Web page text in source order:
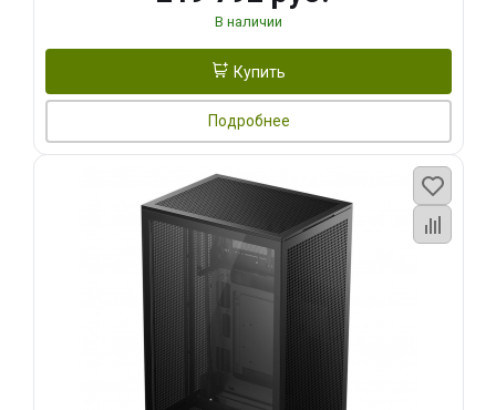
В наличии
Купить
Подробнее